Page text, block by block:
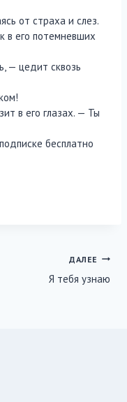
от страха и слез.
в его потемневших
— цедит сквозь
в его глазах. — Ты
бесплатно
ДАЛЕЕ
Я тебя узнаю